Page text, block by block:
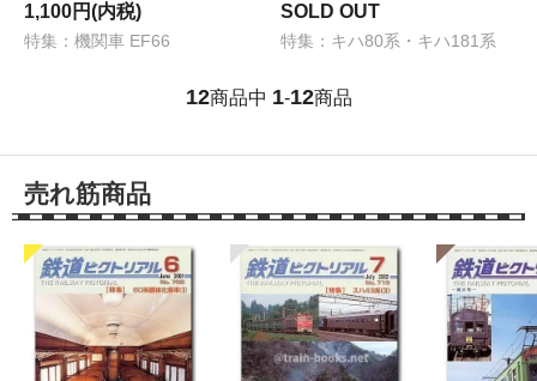
1,100円(内税)
特集：機関車 EF66
SOLD OUT
特集：キハ80系・キハ181系
12商品中 1-12商品
売れ筋商品